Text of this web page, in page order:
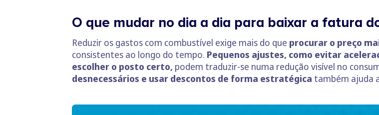
O que mudar no dia a dia para baixar a fatura
Reduzir os gastos com combustível exige mais do que procurar o preço
consistentes ao longo do tempo. Pequenos ajustes, como evitar
escolher o posto certo, podem traduzir-se numa redução visível no
desnecessários e usar descontos de forma estratégica também ajuda